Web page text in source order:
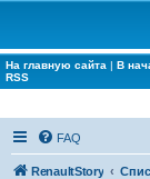
На главную сайта | В
RSS
FAQ
RenaultStory